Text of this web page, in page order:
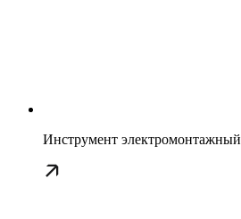
Инструмент электромонтажный